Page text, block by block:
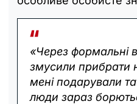
«Через формальні
змусили прибрати
мені подарували
люди зараз